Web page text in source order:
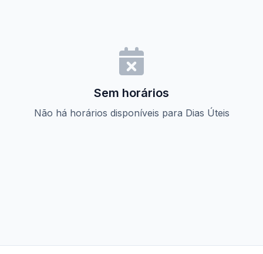
Sem horários
Não há horários disponíveis para Dias Úteis